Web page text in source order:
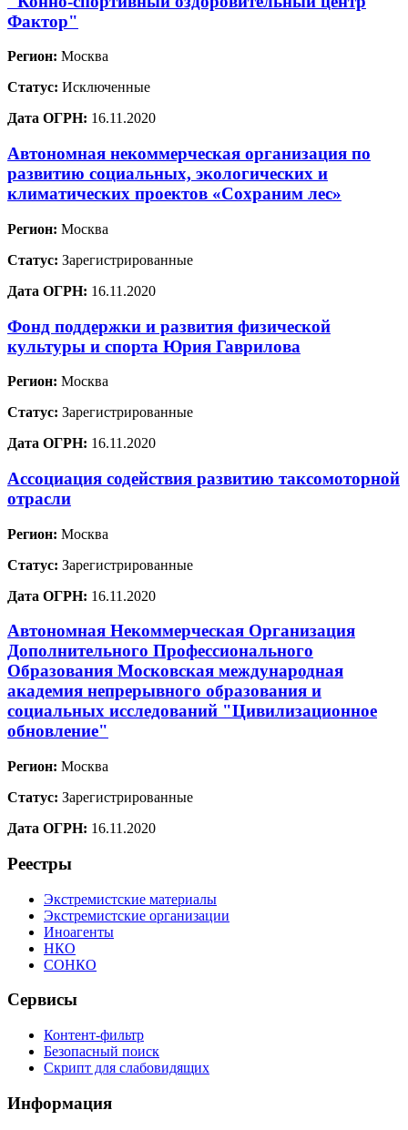
Фактор"
Регион: Москва
Статус: Исключенные
Дата ОГРН: 16.11.2020
Автономная некоммерческая организация по
развитию социальных, экологических и
климатических проектов «Сохраним лес»
Регион: Москва
Статус: Зарегистрированные
Дата ОГРН: 16.11.2020
Фонд поддержки и развития физической
культуры и спорта Юрия Гаврилова
Регион: Москва
Статус: Зарегистрированные
Дата ОГРН: 16.11.2020
Ассоциация содействия развитию таксомоторной
отрасли
Регион: Москва
Статус: Зарегистрированные
Дата ОГРН: 16.11.2020
Автономная Некоммерческая Организация
Дополнительного Профессионального
Образования Московская международная
академия непрерывного образования и
социальных исследований "Цивилизационное
обновление"
Регион: Москва
Статус: Зарегистрированные
Дата ОГРН: 16.11.2020
Реестры
Экстремистские материалы
Экстремистские организации
Иноагенты
НКО
СОНКО
Сервисы
Контент-фильтр
Безопасный поиск
Скрипт для слабовидящих
Информация